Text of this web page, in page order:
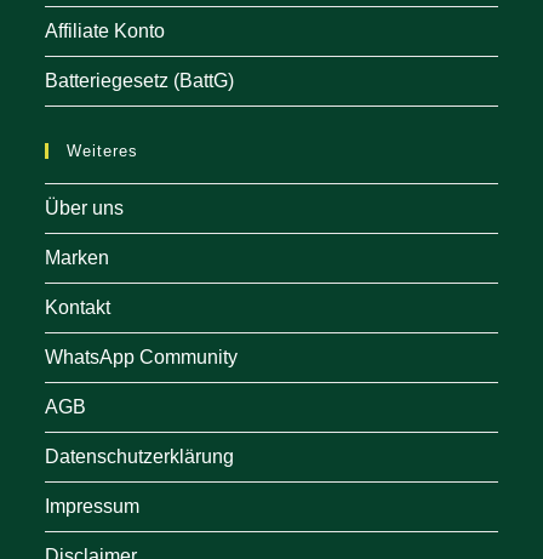
Affiliate Konto
Batteriegesetz (BattG)
Weiteres
Über uns
Marken
Kontakt
WhatsApp Community
AGB
Datenschutzerklärung
Impressum